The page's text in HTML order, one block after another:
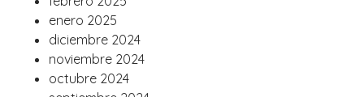
enero 2025
diciembre 2024
noviembre 2024
octubre 2024